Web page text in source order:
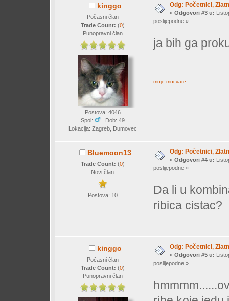
kinggo
Počasni član
Trade Count: (0)
Punopravni član
Postova: 4046
Spol:
Dob: 49
Lokacija: Zagreb, Dumovec
Odg: Početnici,
« Odgovori #3 u:
poslijepodne »
ja bih ga
moje mocvare
Bluemoon13
Trade Count: (0)
Novi član
Postova: 10
Odg: Početnici,
« Odgovori #4 u:
poslijepodne »
Da li u
ribica cistac?
kinggo
Počasni član
Trade Count: (0)
Punopravni član
Odg: Početnici,
« Odgovori #5 u:
poslijepodne »